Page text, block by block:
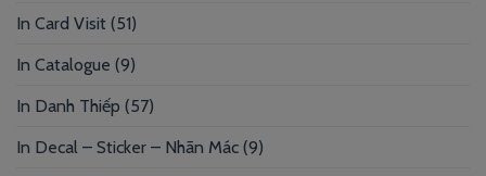
In Card Visit (51)
In Catalogue (9)
In Danh Thiếp (57)
In Decal – Sticker – Nhãn Mác (9)